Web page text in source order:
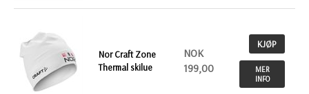
Nor Craft Zone
Thermal skilue
NOK
199,00
KJØP
MER
INFO